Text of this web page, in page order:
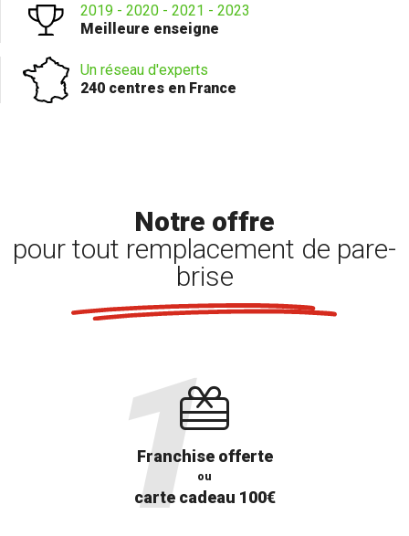
2019 - 2020 - 2021 - 2023
Meilleure enseigne
Un réseau d'experts
240 centres en France
Notre offre
pour tout remplacement de pare-
brise
Franchise offerte
ou
carte cadeau 100€